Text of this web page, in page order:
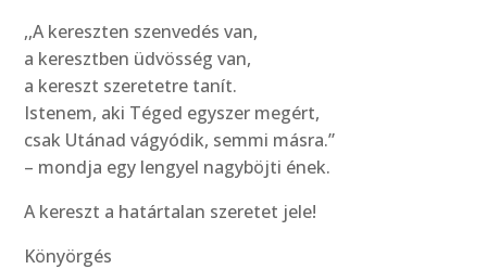
,,A kereszten szenvedés van,
a keresztben üdvösség van,
a kereszt szeretetre tanít.
Istenem, aki Téged egyszer megért,
csak Utánad vágyódik, semmi másra.”
– mondja egy lengyel nagyböjti ének.
A kereszt a határtalan szeretet jele!
Könyörgés